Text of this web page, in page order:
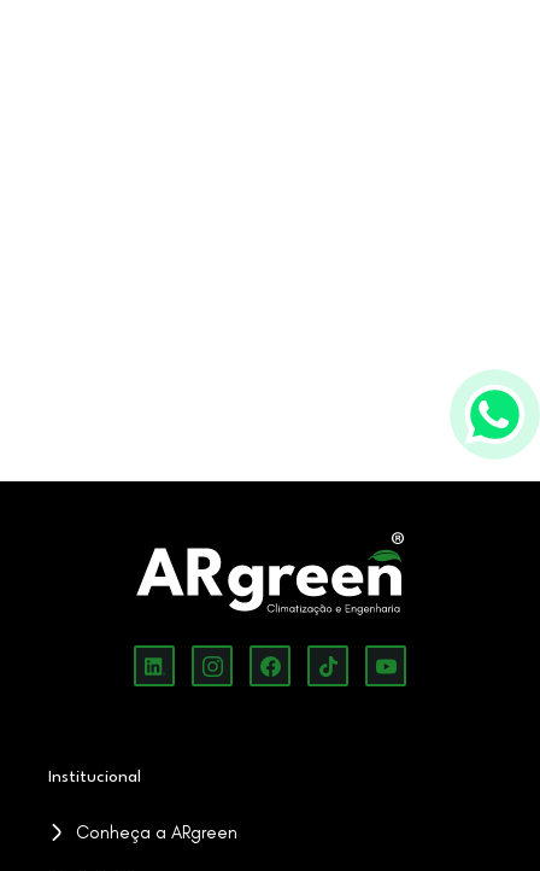
Institucional
Conheça a ARgreen